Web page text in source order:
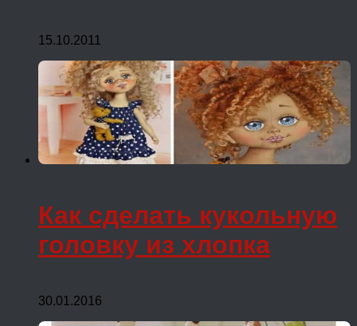
15.10.2011
Как сделать кукольную
головку из хлопка
30.01.2016